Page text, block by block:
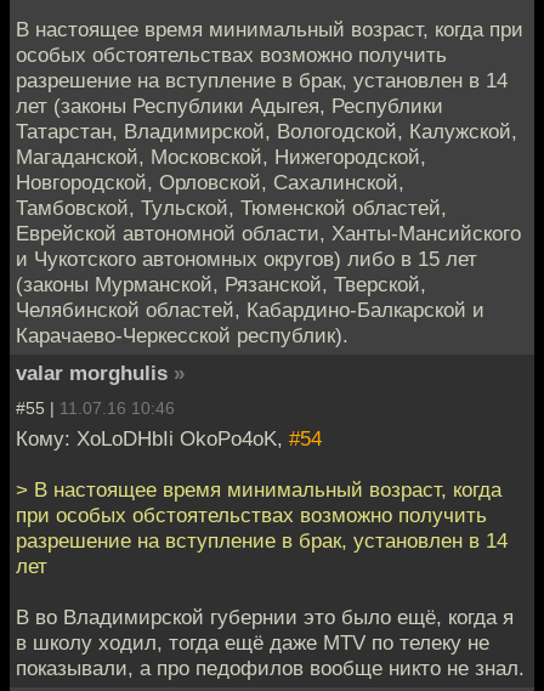
В настоящее время минимальный возраст, когда при
особых обстоятельствах возможно получить
разрешение на вступление в брак, установлен в 14
лет (законы Республики Адыгея, Республики
Татарстан, Владимирской, Вологодской, Калужской,
Магаданской, Московской, Нижегородской,
Новгородской, Орловской, Сахалинской,
Тамбовской, Тульской, Тюменской областей,
Еврейской автономной области, Ханты-Мансийского
и Чукотского автономных округов) либо в 15 лет
(законы Мурманской, Рязанской, Тверской,
Челябинской областей, Кабардино-Балкарской и
Карачаево-Черкесской республик).
valar morghulis »
#55 | 11.07.16 10:46
Кому: XoLoDHbIi OkoPo4oK, #54
> В настоящее время минимальный возраст, когда
при особых обстоятельствах возможно получить
разрешение на вступление в брак, установлен в 14
лет
В во Владимирской губернии это было ещё, когда я
в школу ходил, тогда ещё даже MTV по телеку не
показывали, а про педофилов вообще никто не знал.